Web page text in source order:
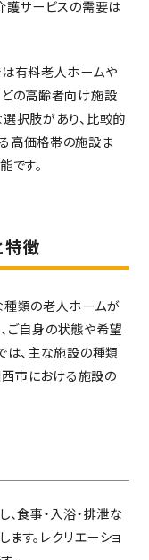
護サービスの需要は
は有料老人ホームや
どの高齢者向け施設
択肢があり、比較的
高価格帯の施設ま
です。
徴
種類の老人ホームが
ご自身の状態や希望
は、主な施設の種類
西市における施設の
食事・入浴・排泄な
す。レクリエーショ